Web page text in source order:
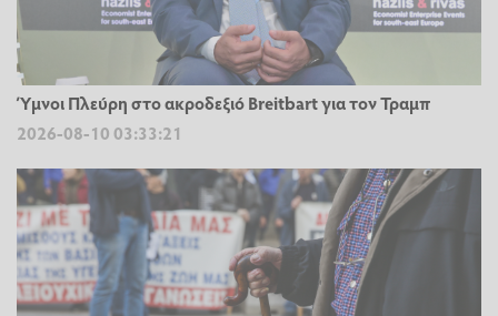
Ύμνοι Πλεύρη στο ακροδεξιό Breitbart για τον Τραμπ
2026-08-10 03:33:21